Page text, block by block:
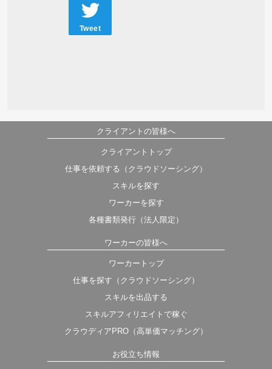
Tweet
クライアントの皆様へ
クライアントトップ
仕事を依頼する（クラウドソーシング）
スキルを探す
ワーカーを探す
各種書類発行（法人限定）
ワーカーの皆様へ
ワーカートップ
仕事を探す（クラウドソーシング）
スキルを出品する
スキルアフィリエイトで稼ぐ
クラウディアPRO（高単価マッチング）
お役立ち情報